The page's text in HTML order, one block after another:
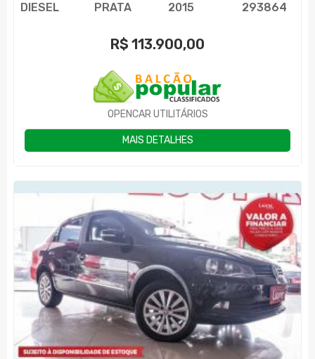
DIESEL PRATA 2015 293864
R$ 113.900,00
OPENCAR UTILITÁRIOS
MAIS DETALHES